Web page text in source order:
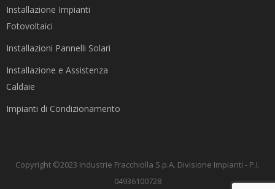
Installazione Impianti
Fotovoltaici
Installazioni Pannelli Solari
Installazione e Assistenza
Caldaie
Impianti di Condizionamento
Copyright ©2023 Industrie Fracchiolla S.p.A. Divisione Impianti - P.I.
04936100728